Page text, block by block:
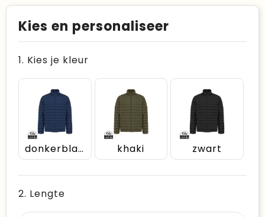
Kies en personaliseer
1. Kies je kleur
donkerblauw khaki zwart
2. Lengte